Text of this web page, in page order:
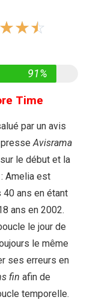
☆☆☆
91%
Time
par un avis
presseAvisrama
le début et la
: Amelia est
40 ans en étant
ans en 2002.
le jour de
le même
ses erreurs en
fin afin de
temporelle.